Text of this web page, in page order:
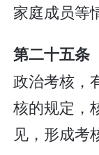
家庭成员等
第二十五条
政治考核，
核的规定，
见，形成考